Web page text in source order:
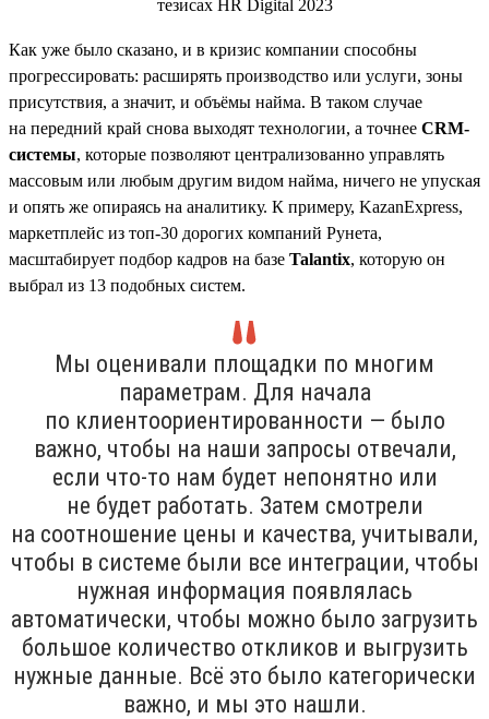
Как уже было сказано, и в кризис компании способны
прогрессировать: расширять производство или услуги, зоны
присутствия, а значит, и объёмы найма. В таком случае
на передний край снова выходят технологии, а точнее CRM-
системы, которые позволяют централизованно управлять
массовым или любым другим видом найма, ничего не упуская
и опять же опираясь на аналитику. К примеру, KazanExpress,
маркетплейс из топ-30 дорогих компаний Рунета,
масштабирует подбор кадров на базе Talantix, которую он
выбрал из 13 подобных систем.
Мы оценивали площадки по многим
параметрам. Для начала
по клиентоориентированности — было
важно, чтобы на наши запросы отвечали,
если что-то нам будет непонятно или
не будет работать. Затем смотрели
на соотношение цены и качества, учитывали,
чтобы в системе были все интеграции, чтобы
нужная информация появлялась
автоматически, чтобы можно было загрузить
большое количество откликов и выгрузить
нужные данные. Всё это было категорически
важно, и мы это нашли.